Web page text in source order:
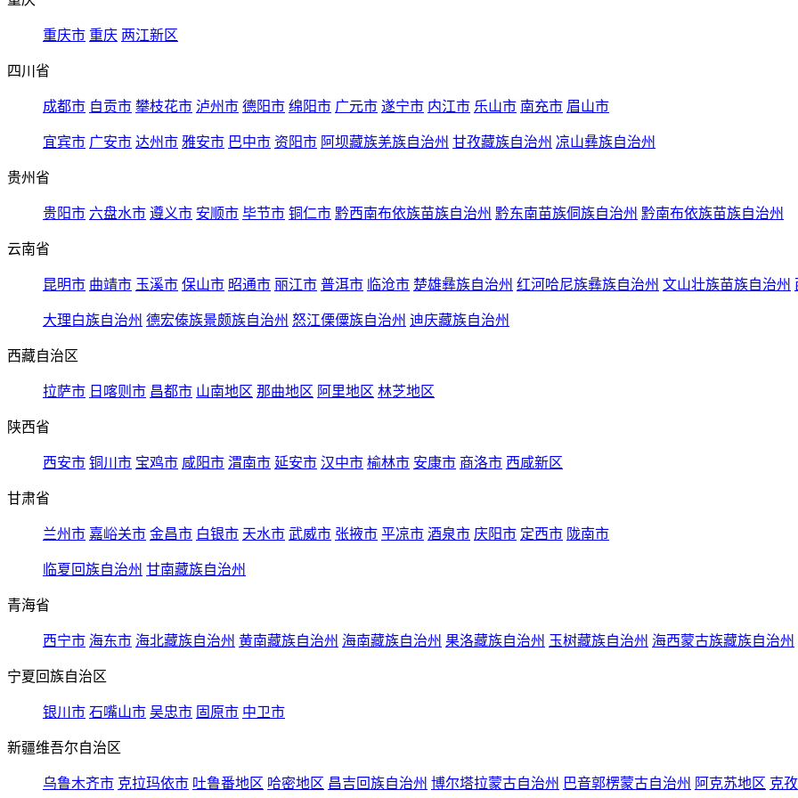
重庆市 重庆 两江新区
四川省
成都市 自贡市 攀枝花市 泸州市 德阳市 绵阳市 广元市 遂宁市 内江市 乐山市 南充市 眉山市
宜宾市 广安市 达州市 雅安市 巴中市 资阳市 阿坝藏族羌族自治州 甘孜藏族自治州 凉山彝族自治州
贵州省
贵阳市 六盘水市 遵义市 安顺市 毕节市 铜仁市 黔西南布依族苗族自治州 黔东南苗族侗族自治州 黔南布依族苗族自治州
云南省
昆明市 曲靖市 玉溪市 保山市 昭通市 丽江市 普洱市 临沧市 楚雄彝族自治州 红河哈尼族彝族自治州 文山壮族苗族自治州
大理白族自治州 德宏傣族景颇族自治州 怒江傈僳族自治州 迪庆藏族自治州
西藏自治区
拉萨市 日喀则市 昌都市 山南地区 那曲地区 阿里地区 林芝地区
陕西省
西安市 铜川市 宝鸡市 咸阳市 渭南市 延安市 汉中市 榆林市 安康市 商洛市 西咸新区
甘肃省
兰州市 嘉峪关市 金昌市 白银市 天水市 武威市 张掖市 平凉市 酒泉市 庆阳市 定西市 陇南市
临夏回族自治州 甘南藏族自治州
青海省
西宁市 海东市 海北藏族自治州 黄南藏族自治州 海南藏族自治州 果洛藏族自治州 玉树藏族自治州 海西蒙古族藏族自治州
宁夏回族自治区
银川市 石嘴山市 吴忠市 固原市 中卫市
新疆维吾尔自治区
乌鲁木齐市 克拉玛依市 吐鲁番地区 哈密地区 昌吉回族自治州 博尔塔拉蒙古自治州 巴音郭楞蒙古自治州 阿克苏地区 克